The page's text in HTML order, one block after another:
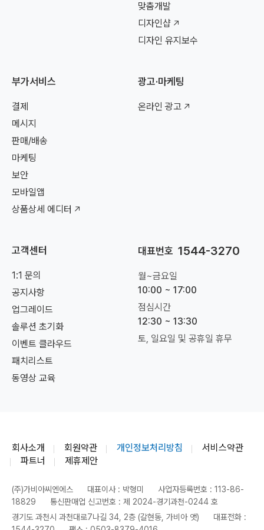
맞춤개발
디자인샵
디자인 유지보수
부가서비스
결제
메시지
판매/배송
마케팅
보안
모바일앱
상품상세 에디터
광고·마케팅
온라인 광고
고객센터
1:1 문의
공지사항
업그레이드
솔루션 초기화
이벤트 클라우드
패치리스트
동영상 교육
대표번호 1544-3270
월~금요일
10:00 ~ 17:00
점심시간
12:30 ~ 13:30
토, 일요일 및 공휴일 휴무
회사소개 회원약관 개인정보처리방침
서비스약관
파트너
제휴제안
(주)가비아씨엔에스 대표이사 : 박형미
사업자등록번호 : 113-86-
18829
통신판매업 신고번호 : 제 2024-경기과천-0244 호
경기도 과천시 과천대로7나길 34, 2층 (갈현동, 가비아 앳)
대표전화 :